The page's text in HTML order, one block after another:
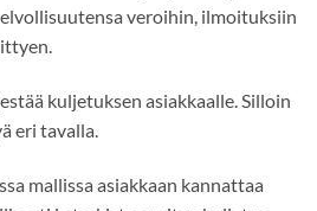
veroihin, ilmoituksiin
kuljetuksen asiakkaalle. Silloin
eri tavalla.
mallissa asiakkaan kannattaa